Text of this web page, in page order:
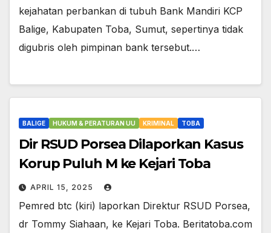
kejahatan perbankan di tubuh Bank Mandiri KCP
Balige, Kabupaten Toba, Sumut, sepertinya tidak
digubris oleh pimpinan bank tersebut.…
BALIGE HUKUM & PERATURAN UU KRIMINAL TOBA
Dir RSUD Porsea Dilaporkan Kasus
Korup Puluh M ke Kejari Toba
APRIL 15, 2025
Pemred btc (kiri) laporkan Direktur RSUD Porsea,
dr Tommy Siahaan, ke Kejari Toba. Beritatoba.com